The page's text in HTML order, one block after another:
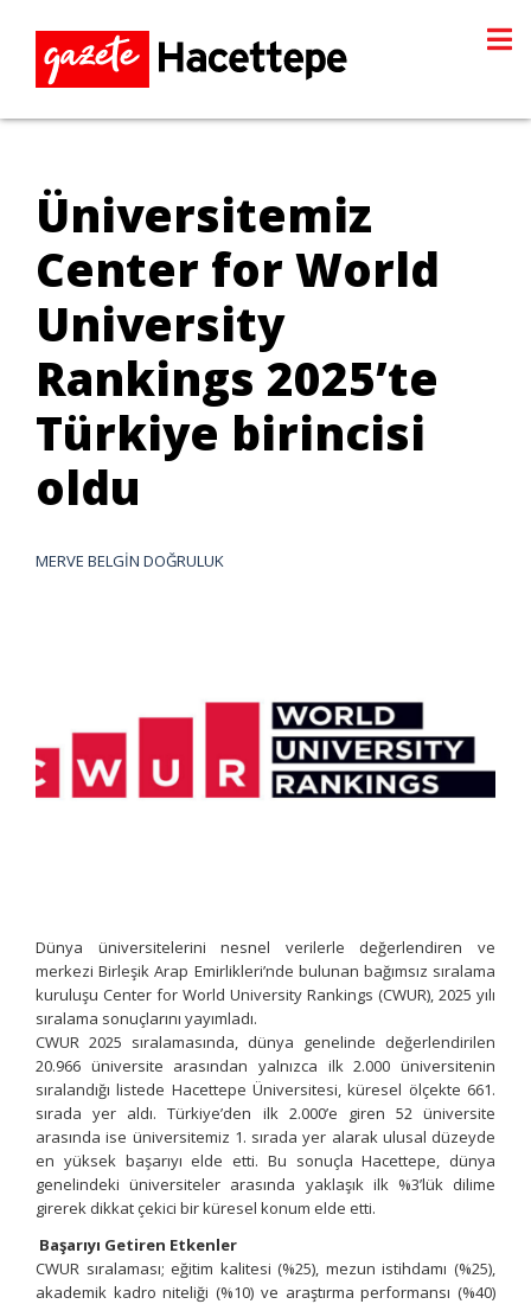
Üniversitemiz
Center for World
University
Rankings 2025’te
Türkiye birincisi
oldu
MERVE BELGİN DOĞRULUK
Dünya üniversitelerini nesnel verilerle değerlendiren ve
merkezi Birleşik Arap Emirlikleri’nde bulunan bağımsız sıralama
kuruluşu Center for World University Rankings (CWUR), 2025 yılı
sıralama sonuçlarını yayımladı.
CWUR 2025 sıralamasında, dünya genelinde değerlendirilen
20.966 üniversite arasından yalnızca ilk 2.000 üniversitenin
sıralandığı listede Hacettepe Üniversitesi, küresel ölçekte 661.
sırada yer aldı. Türkiye’den ilk 2.000’e giren 52 üniversite
arasında ise üniversitemiz 1. sırada yer alarak ulusal düzeyde
en yüksek başarıyı elde etti. Bu sonuçla Hacettepe, dünya
genelindeki üniversiteler arasında yaklaşık ilk %3’lük dilime
girerek dikkat çekici bir küresel konum elde etti.
Başarıyı Getiren Etkenler
CWUR sıralaması; eğitim kalitesi (%25), mezun istihdamı (%25),
akademik kadro niteliği (%10) ve araştırma performansı (%40)